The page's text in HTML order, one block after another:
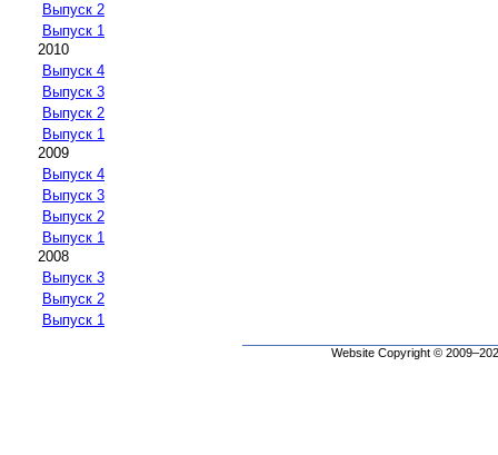
Выпуск 2
Выпуск 1
2010
Выпуск 4
Выпуск 3
Выпуск 2
Выпуск 1
2009
Выпуск 4
Выпуск 3
Выпуск 2
Выпуск 1
2008
Выпуск 3
Выпуск 2
Выпуск 1
Website Copyright ©